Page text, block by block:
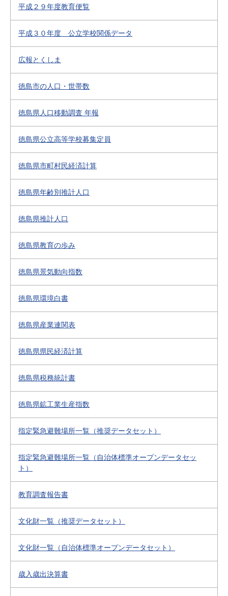
平成２９年度教育便覧
平成３０年度 公立学校関係データ
広報とくしま
徳島市の人口・世帯数
徳島県人口移動調査 年報
徳島県公立高等学校募集定員
徳島県市町村民経済計算
徳島県年齢別推計人口
徳島県推計人口
徳島県教育の歩み
徳島県景気動向指数
徳島県環境白書
徳島県産業連関表
徳島県県民経済計算
徳島県税務統計書
徳島県鉱工業生産指数
指定緊急避難場所一覧（推奨データセット）
指定緊急避難場所一覧（自治体標準オープンデータセッ
ト）
教育調査報告書
文化財一覧（推奨データセット）
文化財一覧（自治体標準オープンデータセット）
歳入歳出決算書